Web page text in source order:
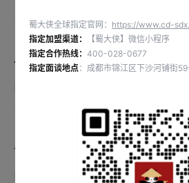
400架无人机穿梭 点亮蜀大侠六周年庆生
105°锻炒，文火炼4小时，脂香麻辣好味
蜀大侠全球指定官网： https://www.cd-
指定加盟渠道：
【蜀大侠】微信小程序
指定合作热线：400-028-0677
指定面谈地点 ：成都市锦江区下沙河铺街